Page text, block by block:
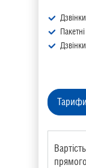
Тарифи